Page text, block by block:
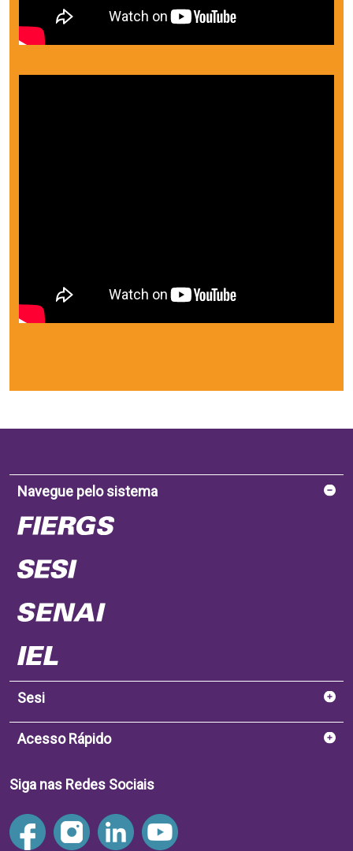
Navegue pelo sistema
Sesi
Acesso Rápido
Siga nas Redes Sociais